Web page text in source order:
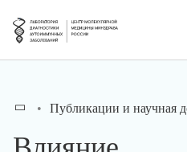
Публикации и научная